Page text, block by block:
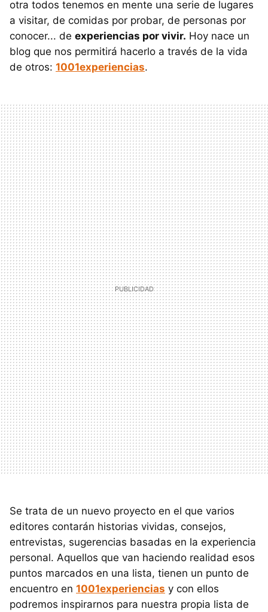
otra todos tenemos en mente una serie de lugares
a visitar, de comidas por probar, de personas por
conocer... de experiencias por vivir. Hoy nace un
blog que nos permitirá hacerlo a través de la vida
de otros: 1001experiencias.
Se trata de un nuevo proyecto en el que varios
editores contarán historias vividas, consejos,
entrevistas, sugerencias basadas en la experiencia
personal. Aquellos que van haciendo realidad esos
puntos marcados en una lista, tienen un punto de
encuentro en 1001experiencias y con ellos
podremos inspirarnos para nuestra propia lista de